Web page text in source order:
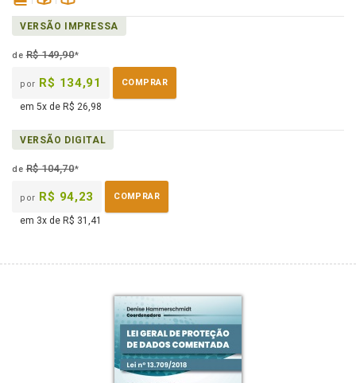
disponível
em
páginasDisponível
na
VERSÃO IMPRESSA
deR$ 149,90*
por R$ 134,91 COMPRAR
em 5x de R$ 26,98
VERSÃO DIGITAL
deR$ 104,70*
por R$ 94,23 COMPRAR
em 3x de R$ 31,41